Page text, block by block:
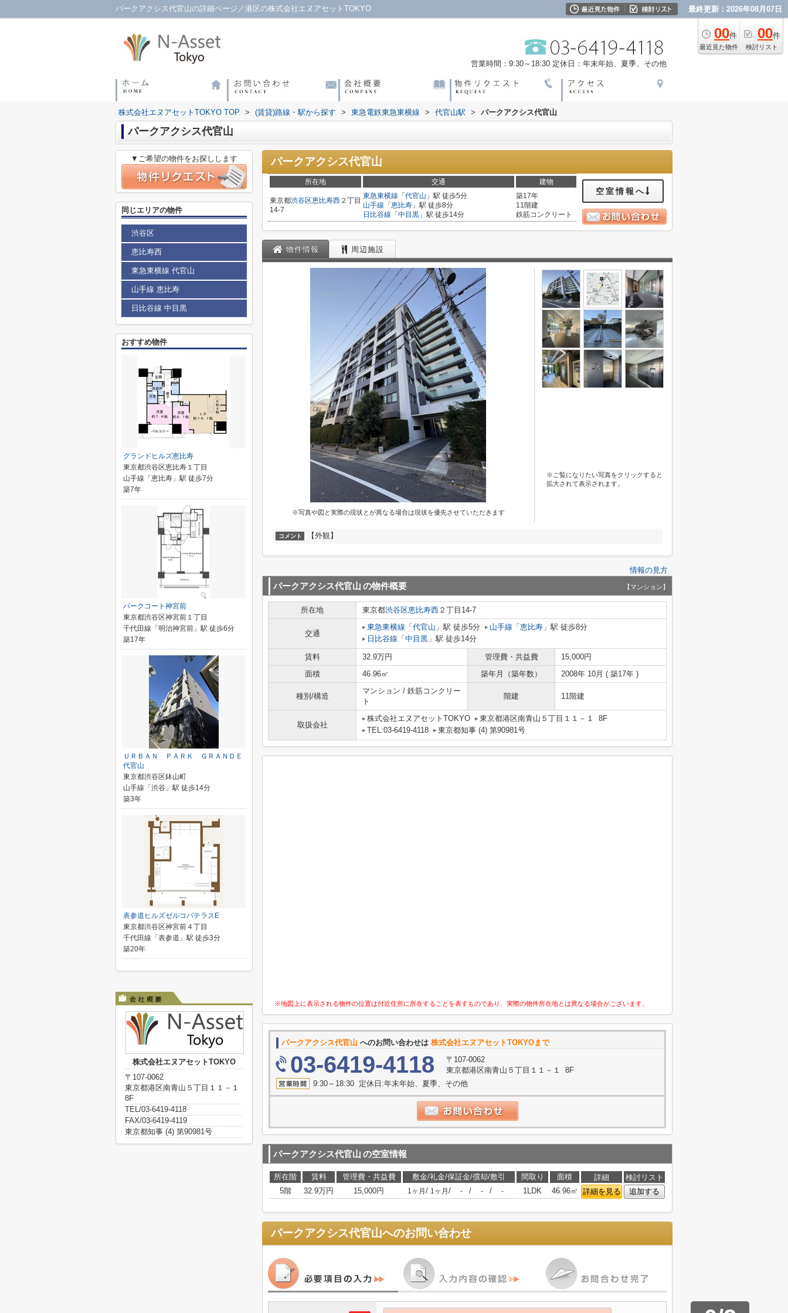
パークアクシス代官山の詳細ページ／港区の株式会社エヌアセットTOKYO 最終更新：2026年08月07日
00件
最近見た物件
00件
検討リスト
営業時間：9:30～18:30 定休日：年末年始、夏季、その他
株式会社エヌアセットTOKYO TOP > (賃貸)路線・駅から探す > 東急電鉄東急東横線 > 代官山駅 > パークアクシス代官山
パークアクシス代官山
パークアクシス代官山
所在地 交通 建物
東京都渋谷区恵比寿西 ２丁目
14-7
東急東横線 「 代官山 」駅 徒歩5分
山手線 「 恵比寿 」駅 徒歩8分
日比谷線 「 中目黒 」駅 徒歩14分
築17年
11階建
鉄筋コンクリート
空室情報へ
物件情報 周辺施設
※写真や図と実際の現状とが異なる場合は現状を優先させていただきます
※ご覧になりたい写真をクリックすると
拡大されて表示されます。
コメント 【外観】
情報の見方
パークアクシス代官山 の物件概要 【マンション】
所在地 東京都渋谷区恵比寿西 ２丁目14-7
交通
東急東横線 「 代官山 」駅 徒歩5分 山手線 「 恵比寿 」駅 徒歩8分
日比谷線 「 中目黒 」駅 徒歩14分
賃料 32.9万円 管理費・共益費
15,000円
面積
46.96㎡ 築年月（築年数） 2008年 10月 ( 築17年 )
種別/構造
マンション / 鉄筋コンクリー
ト
階建 11階建
取扱会社
株式会社エヌアセットTOKYO
東京都港区南青山５丁目１１－１ 8F
TEL:03-6419-4118
東京都知事 (4) 第90981号
※地図上に表示される物件の位置は付近住所に所在することを表すものであり、実際の物件所在地とは異なる場合がございます。
パークアクシス代官山 へのお問い合わせは 株式会社エヌアセットTOKYOまで
03-6419-4118
〒107-0062
東京都港区南青山５丁目１１－１ 8F
9:30～18:30 定休日:年末年始、夏季、その他
パークアクシス代官山 の空室情報
所在階 賃料 管理費・共益費 敷金/礼金/保証金/償却/敷引 間取り 面積 詳細
検討リスト
5階
32.9万円 15,000円 1ヶ月 / 1ヶ月 / - / - / - 1LDK 46.96㎡ 詳細を見る 追加する
パークアクシス代官山へのお問い合わせ
▼ご希望の物件をお探しします
同じエリアの物件
渋谷区
恵比寿西
東急東横線 代官山
山手線 恵比寿
日比谷線 中目黒
おすすめ物件
グランドヒルズ恵比寿
東京都渋谷区恵比寿１丁目
山手線「恵比寿」駅 徒歩7分
築7年
パークコート神宮前
東京都渋谷区神宮前１丁目
千代田線「明治神宮前」駅 徒歩6分
築17年
ＵＲＢＡＮ ＰＡＲＫ ＧＲＡＮＤＥ
代官山
東京都渋谷区鉢山町
山手線「渋谷」駅 徒歩14分
築3年
表参道ヒルズゼルコバテラスE
東京都渋谷区神宮前４丁目
千代田線「表参道」駅 徒歩3分
築20年
株式会社エヌアセットTOKYO
〒107-0062
東京都港区南青山５丁目１１－１
8F
TEL/03-6419-4118
FAX/03-6419-4119
東京都知事 (4) 第90981号